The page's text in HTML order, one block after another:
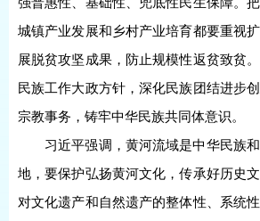
城镇产业发展和乡村产业培育都要重视
展脱贫攻坚成果，防止规模性返贫致贫
民族工作大政方针，深化民族团结进步
宗教事务，铸牢中华民族共同体意识。
习近平强调，黄河流域是中华民族
地，要保护弘扬黄河文化，传承好历史
对文化遗产和自然遗产的整体性、系统